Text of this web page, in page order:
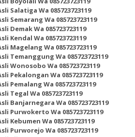
Salatiga Wa 085723723119
Semarang Wa 085723723119
Demak Wa 085723723119
Kendal Wa 085723723119
Magelang Wa 085723723119
Temanggung Wa 085723723119
Wonosobo Wa 085723723119
Pekalongan Wa 085723723119
Pemalang Wa 085723723119
Tegal Wa 085723723119
Banjarnegara Wa 085723723119
Purwokerto Wa 085723723119
Kebumen Wa 085723723119
Purworejo Wa 085723723119